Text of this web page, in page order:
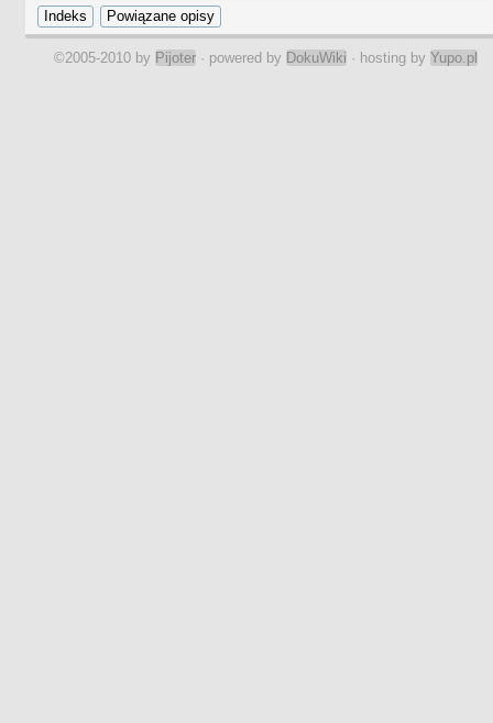
©2005-2010 by Pijoter · powered by DokuWiki · hosting by Yupo.pl